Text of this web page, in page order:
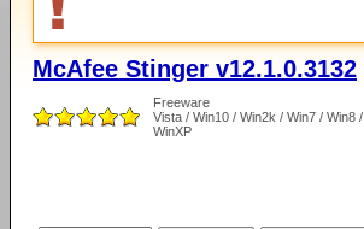
McAfee Stinger v12.1.0.3132
Freeware
Vista / Win10 / Win2k / Win7 / Win8 /
WinXP